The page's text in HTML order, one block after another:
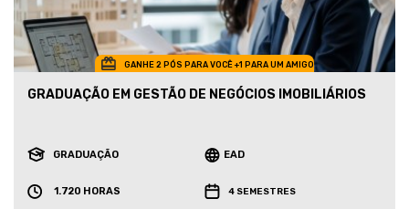
GANHE 2 PÓS PARA VOCÊ +1 PARA UM AMIGO
GRADUAÇÃO EM GESTÃO DE NEGÓCIOS IMOBILIÁRIOS
GRADUAÇÃO EAD
1.720 HORAS 4 SEMESTRES